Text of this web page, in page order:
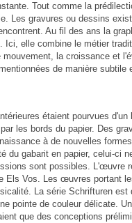
Tout comme la
Les gravures ou dessins
Au fil des ans la
Ici, elle combine le métier
la croissance et
de manière
étaient pourvues
les bords du papier. Des
à de nouvelles
gabarit en papier, celui-ci
sont possibles. L'œuvre
Els Vos. Les œuvres portant
La série Schrifturen
pointe de couleur délicate.
que des conceptions